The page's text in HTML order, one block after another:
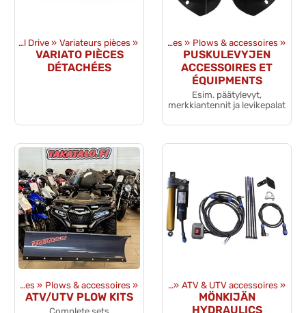
Transmission et Final Drive ‪» Variateurs pièces ‪»
VARIATO PIÈCES
DÉTACHÉES
‪» Équipments ‪» ATV & UTV accessoires ‪» Plows & accessoires ‪»
PUSKULEVYJEN
ACCESSOIRES ET
ÉQUIPMENTS
Esim. päätylevyt,
merkkiantennit ja levikepalat
ATV & UTV accessoires ‪» Plows & accessoires ‪»
ATV/UTV PLOW KITS
Produits ‪» Équipments ‪» ATV & UTV accessoires ‪»
MÖNKIJÄN
HYDRAULICS